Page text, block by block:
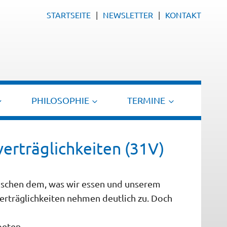
STARTSEITE NEWSLETTER KONTAKT
PHILOSOPHIE TERMINE
(31V)
dem, was wir essen und unserem
nehmen deutlich zu. Doch